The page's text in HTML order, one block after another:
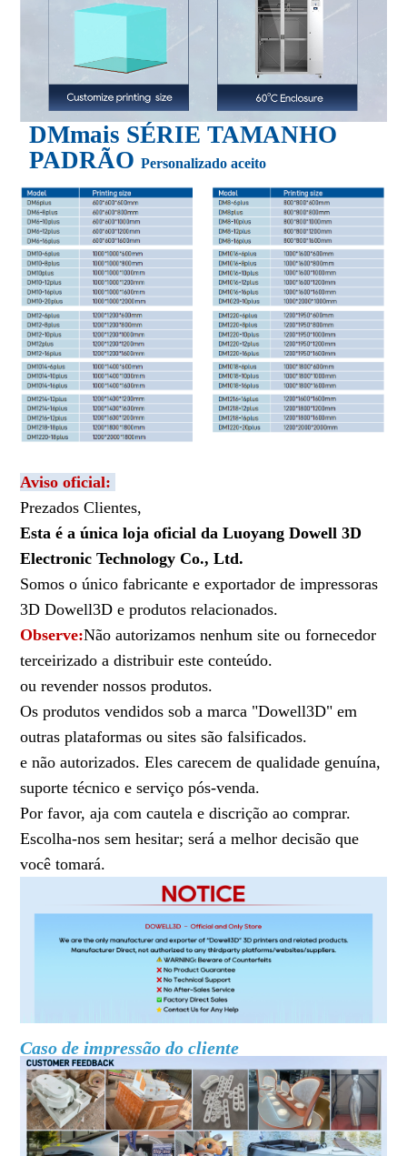
DMmais SÉRIE TAMANHO
PADRÃOPersonalizado aceito
Aviso oficial:
Prezados Clientes,
Esta é a única loja oficial da Luoyang Dowell 3D
Electronic Technology Co., Ltd.
Somos o único fabricante e exportador de impressoras
3D Dowell3D e produtos relacionados.
Observe:Não autorizamos nenhum site ou fornecedor
terceirizado a distribuir este conteúdo.
ou revender nossos produtos.
Os produtos vendidos sob a marca "Dowell3D" em
outras plataformas ou sites são falsificados.
e não autorizados. Eles carecem de qualidade genuína,
suporte técnico e serviço pós-venda.
Por favor, aja com cautela e discrição ao comprar.
Escolha-nos sem hesitar; será a melhor decisão que
você tomará.
Caso de impressão do cliente